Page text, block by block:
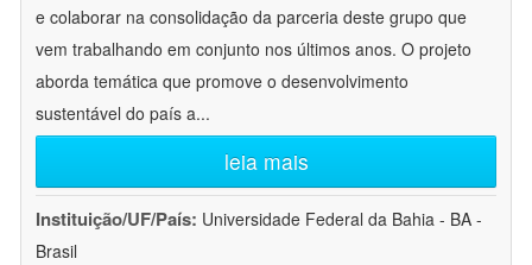
e colaborar na consolidação da parceria deste grupo que
vem trabalhando em conjunto nos últimos anos. O projeto
aborda temática que promove o desenvolvimento
sustentável do país a...
leia mais
Instituição/UF/País: Universidade Federal da Bahia - BA -
Brasil